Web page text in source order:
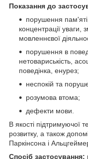
Показання до
порушення
концентрації уваги,
мовленнєвої
порушення в
нетовариськість,
поведінка, енурез;
неспокій та
розумова втома;
дефекти мови.
В якості підтримуючої
розвитку, а також
Паркінсона і
Спосіб застосування: